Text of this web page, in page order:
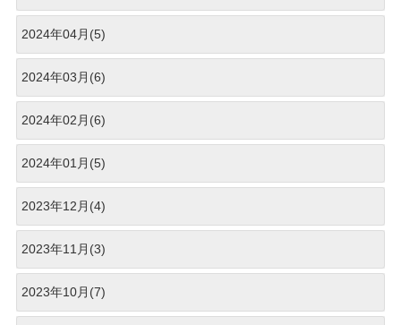
2024年04月(5)
2024年03月(6)
2024年02月(6)
2024年01月(5)
2023年12月(4)
2023年11月(3)
2023年10月(7)